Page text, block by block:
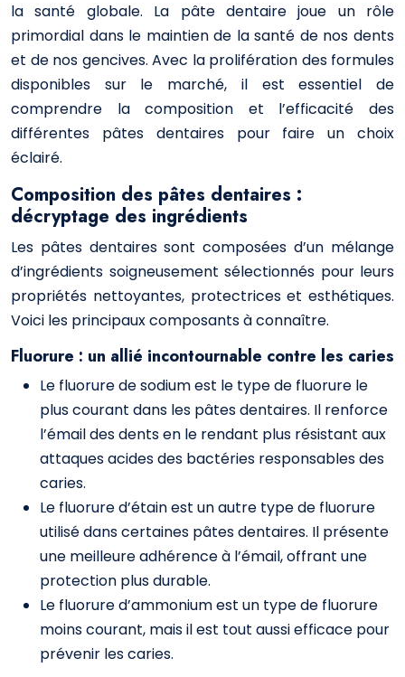
la santé globale. La pâte dentaire joue un rôle
primordial dans le maintien de la santé de nos dents
et de nos gencives. Avec la prolifération des formules
disponibles sur le marché, il est essentiel de
comprendre la composition et l’efficacité des
différentes pâtes dentaires pour faire un choix
éclairé.
Composition des pâtes dentaires :
décryptage des ingrédients
Les pâtes dentaires sont composées d’un mélange
d’ingrédients soigneusement sélectionnés pour leurs
propriétés nettoyantes, protectrices et esthétiques.
Voici les principaux composants à connaître.
Fluorure : un allié incontournable contre les caries
Le fluorure de sodium est le type de fluorure le
plus courant dans les pâtes dentaires. Il renforce
l’émail des dents en le rendant plus résistant aux
attaques acides des bactéries responsables des
caries.
Le fluorure d’étain est un autre type de fluorure
utilisé dans certaines pâtes dentaires. Il présente
une meilleure adhérence à l’émail, offrant une
protection plus durable.
Le fluorure d’ammonium est un type de fluorure
moins courant, mais il est tout aussi efficace pour
prévenir les caries.